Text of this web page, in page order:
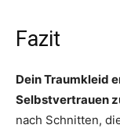
Fazit
Dein Traumkleid
Selbstvertrauen
nach Schnitten,